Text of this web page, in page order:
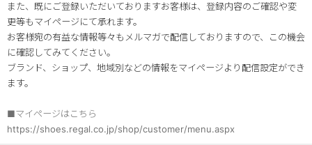
また、既にご登録いただいておりますお客様は、登録内容のご確認や変
更等もマイページにて承れます。
お客様宛の有益な情報等々もメルマガで配信しておりますので、この機会
に確認してみてください。
ブランド、ショップ、地域別などの情報をマイページより配信設定ができ
ます。
■マイページはこちら
https://shoes.regal.co.jp/shop/customer/menu.aspx